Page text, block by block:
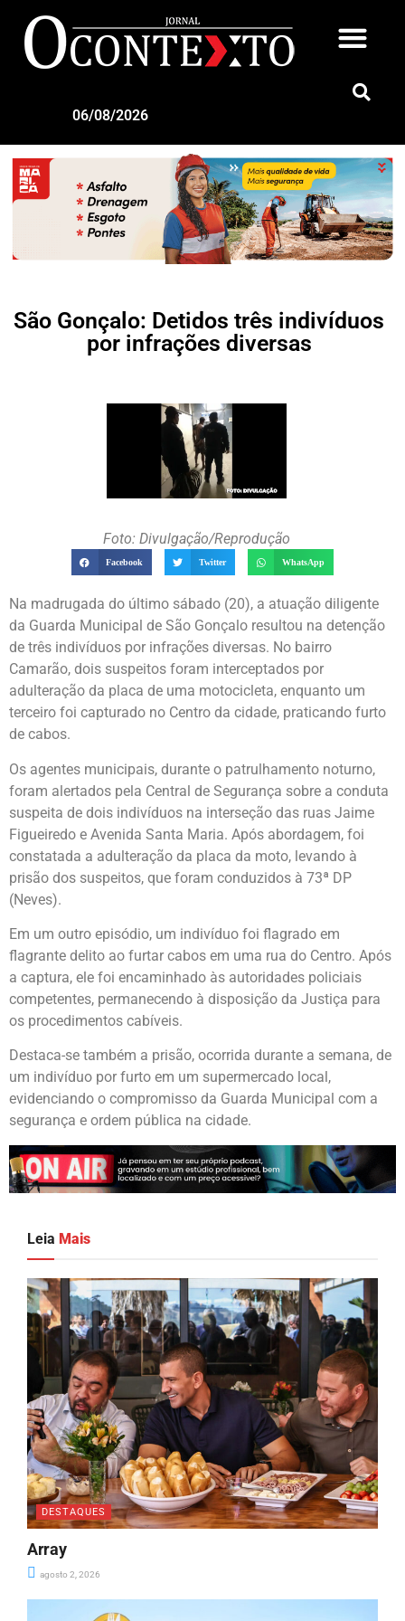
06/08/2026
São Gonçalo: Detidos três indivíduos
por infrações diversas
Foto: Divulgação/Reprodução
Facebook Twitter WhatsApp
Na madrugada do último sábado (20), a atuação diligente
da Guarda Municipal de São Gonçalo resultou na detenção
de três indivíduos por infrações diversas. No bairro
Camarão, dois suspeitos foram interceptados por
adulteração da placa de uma motocicleta, enquanto um
terceiro foi capturado no Centro da cidade, praticando furto
de cabos.
Os agentes municipais, durante o patrulhamento noturno,
foram alertados pela Central de Segurança sobre a conduta
suspeita de dois indivíduos na interseção das ruas Jaime
Figueiredo e Avenida Santa Maria. Após abordagem, foi
constatada a adulteração da placa da moto, levando à
prisão dos suspeitos, que foram conduzidos à 73ª DP
(Neves).
Em um outro episódio, um indivíduo foi flagrado em
flagrante delito ao furtar cabos em uma rua do Centro. Após
a captura, ele foi encaminhado às autoridades policiais
competentes, permanecendo à disposição da Justiça para
os procedimentos cabíveis.
Destaca-se também a prisão, ocorrida durante a semana, de
um indivíduo por furto em um supermercado local,
evidenciando o compromisso da Guarda Municipal com a
segurança e ordem pública na cidade.
Leia Mais
DESTAQUES
Array
agosto 2, 2026